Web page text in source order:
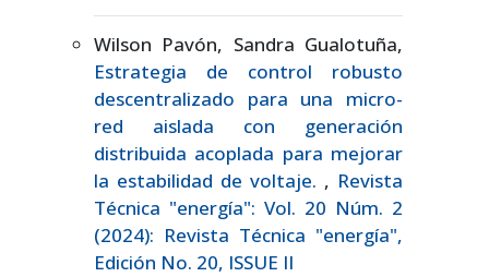
Wilson Pavón, Sandra Gualotuña,
Estrategia de control robusto
descentralizado para una micro-
red aislada con generación
distribuida acoplada para mejorar
la estabilidad de voltaje. , Revista
Técnica "energía": Vol. 20 Núm. 2
(2024): Revista Técnica "energía",
Edición No. 20, ISSUE II